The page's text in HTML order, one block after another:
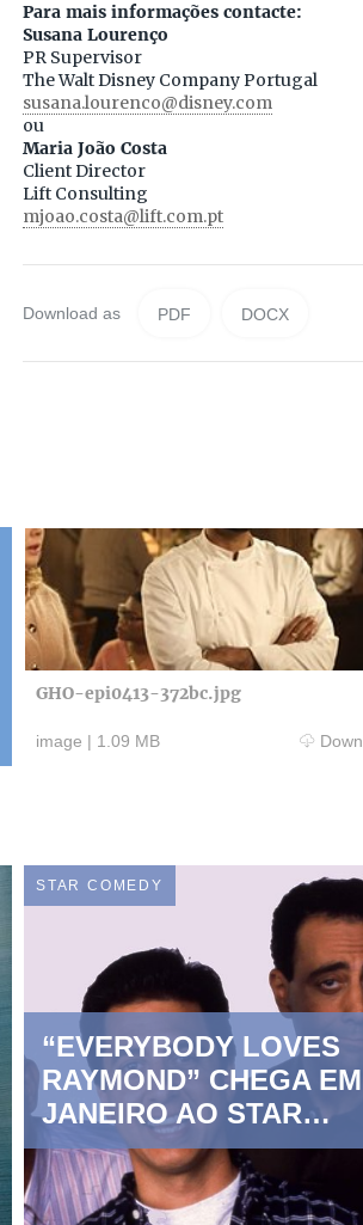
Para mais informações contacte:
Susana Lourenço
PR Supervisor
The Walt Disney Company Portugal
susana.lourenco@disney.com
ou
Maria João Costa
Client Director
Lift Consulting
mjoao.costa@lift.com.pt
Download as PDF DOCX
GHO-epi0413-372bc.jpg
image | 1.09 MB
STAR COMEDY
“EVERYBODY LOVES
RAYMOND” CHEGA EM
JANEIRO AO STAR
COMEDY